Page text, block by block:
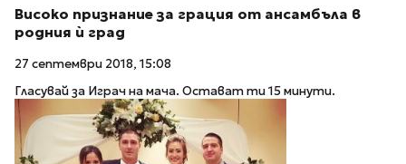
Високо признание за грация от ансамбъла в
родния ѝ град
27 септември 2018, 15:08
Гласувай за Играч на мача. Остават ти 15 минути.